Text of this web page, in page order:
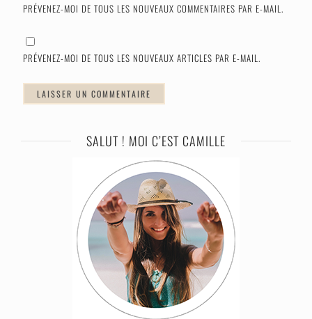
PRÉVENEZ-MOI DE TOUS LES NOUVEAUX COMMENTAIRES PAR E-MAIL.
PRÉVENEZ-MOI DE TOUS LES NOUVEAUX ARTICLES PAR E-MAIL.
SALUT ! MOI C’EST CAMILLE